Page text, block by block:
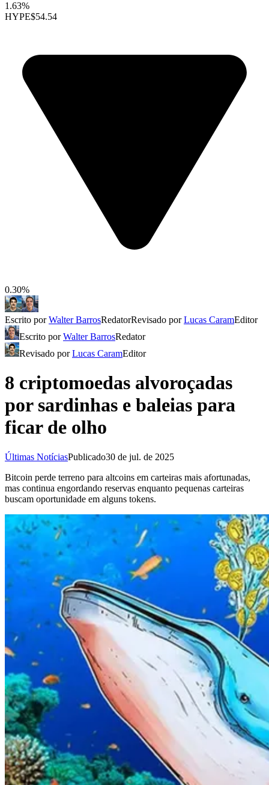
1.63%
HYPE$54.54
0.30%
Escrito porWalter BarrosRedatorRevisado porLucas CaramEditor
Escrito porWalter BarrosRedator
Revisado porLucas CaramEditor
8 criptomoedas alvoroçadas
por sardinhas e baleias para
ficar de olho
Últimas NotíciasPublicado30 de jul. de 2025
Bitcoin perde terreno para altcoins em carteiras mais afortunadas,
mas continua engordando reservas enquanto pequenas carteiras
buscam oportunidade em alguns tokens.